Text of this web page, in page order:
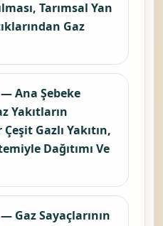
Tarımsal Yan
Gaz
— Ana Şebeke
Yakıtların
Çeşit Gazlı Yakıtın,
Dağıtımı Ve
Gaz Sayaçlarının